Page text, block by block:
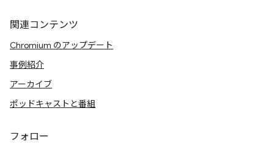
関連コンテンツ
Chromium のアップデート
事例紹介
アーカイブ
ポッドキャストと番組
フォロー